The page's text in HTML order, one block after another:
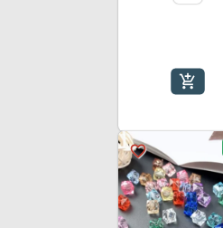
add_shopping_cart
favorite_border